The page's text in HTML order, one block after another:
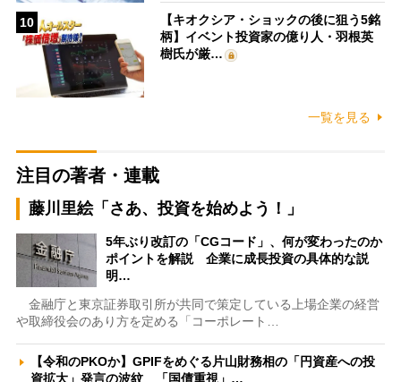
10
【キオクシア・ショックの後に狙う5銘
柄】イベント投資家の億り人・羽根英
樹氏が厳…
一覧を見る
注目の著者・連載
藤川里絵「さあ、投資を始めよう！」
5年ぶり改訂の「CGコード」、何が変わったのか
ポイントを解説 企業に成長投資の具体的な説
明…
金融庁と東京証券取引所が共同で策定している上場企業の経営
や取締役会のあり方を定める「コーポレート…
【令和のPKOか】GPIFをめぐる片山財務相の「円資産への投
資拡大」発言の波紋 「国債重視」…